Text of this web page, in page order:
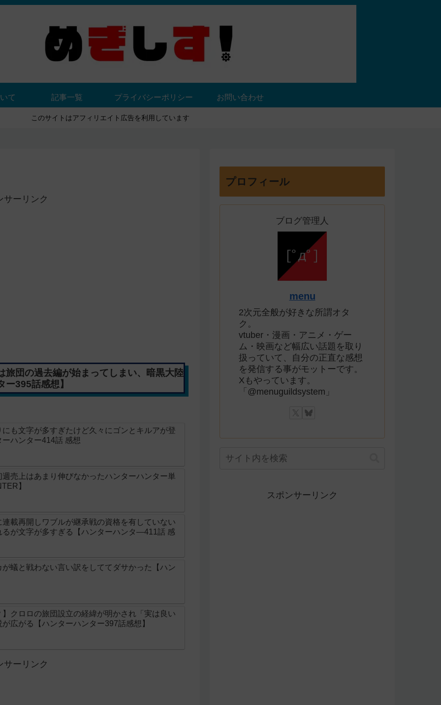
て 記事一覧 プライバシーポリシー お問い合わせ
このサイトはアフィリエイト広告を利用しています
サーリンク
旅団の過去編が始まってしまい、暗黒大陸
395話感想】
も文字が多すぎたけど久々にゴンとキルアが登
ハンター414話 感想
売上はあまり伸びなかったハンターハンター単
】
載再開しワブルが継承戦の資格を有していない
が文字が多すぎる【ハンターハンタ―411話 感
蟻と戦わない言い訳をしててダサかった【ハン
クロロの旅団設立の経緯が明かされ「実は良い
広がる【ハンターハンター397話感想】
サーリンク
プロフィール
ブログ管理人
menu
2次元全般が好きな所謂オタ
ク。
vtuber・漫画・アニメ・ゲー
ム・映画など幅広い話題を取り
扱っていて、自分の正直な感想
を発信する事がモットーです。
Xもやっています。
「@menuguildsystem」
スポンサーリンク